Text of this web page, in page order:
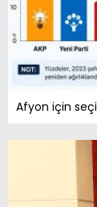
Afyon için